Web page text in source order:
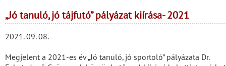
„Jó tanuló, jó tájfutó” pályázat kiírása- 2021
2021. 09. 08.
Megjelent a 2021-es év „Jó tanuló, jó sportoló” pályázata Dr.